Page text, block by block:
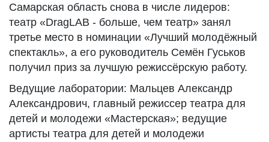
Самарская область снова в числе лидеров:
театр «DragLAB - больше, чем театр» занял
третье место в номинации «Лучший молодёжный
спектакль», а его руководитель Семён Гуськов
получил приз за лучшую режиссёрскую работу.
Ведущие лаборатории: Мальцев Александр
Александрович, главный режиссер театра для
детей и молодежи «Мастерская»; ведущие
артисты театра для детей и молодежи